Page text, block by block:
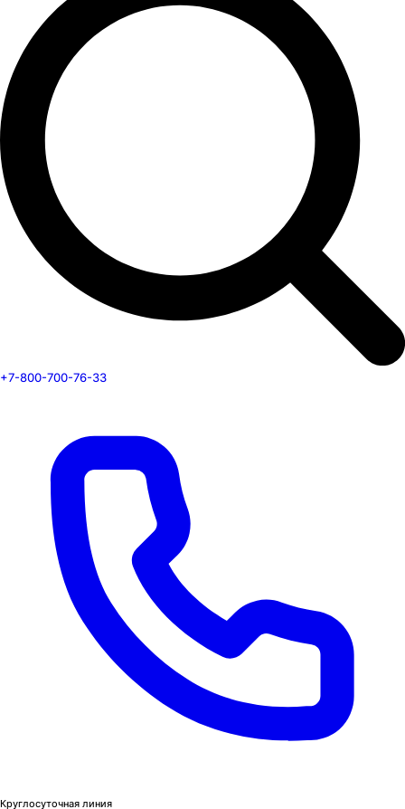
+7-800-700-76-33
Круглосуточная линия